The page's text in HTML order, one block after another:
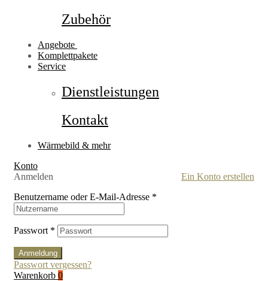
Zubehör
Angebote
Komplettpakete
Service
Dienstleistungen
Kontakt
Wärmebild & mehr
Konto
Anmelden
Ein Konto erstellen
Benutzername oder E-Mail-Adresse *
Passwort *
Anmeldung
Passwort vergessen?
Warenkorb 0